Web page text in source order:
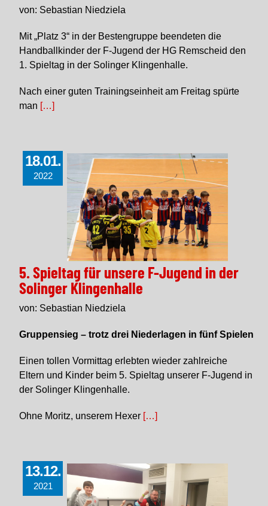
von: Sebastian Niedziela
Mit „Platz 3“ in der Bestengruppe beendeten die
Handballkinder der F-Jugend der HG Remscheid den
1. Spieltag in der Solinger Klingenhalle.
Nach einer guten Trainingseinheit am Freitag spürte
man […]
18.01.
2022
5. Spieltag für unsere F-Jugend in der
Solinger Klingenhalle
von: Sebastian Niedziela
Gruppensieg – trotz drei Niederlagen in fünf Spielen
Einen tollen Vormittag erlebten wieder zahlreiche
Eltern und Kinder beim 5. Spieltag unserer F-Jugend in
der Solinger Klingenhalle.
Ohne Moritz, unserem Hexer […]
13.12.
2021